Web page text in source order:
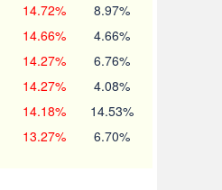
14.72% 8.97%
14.66% 4.66%
14.27% 6.76%
14.27% 4.08%
14.18% 14.53%
13.27% 6.70%